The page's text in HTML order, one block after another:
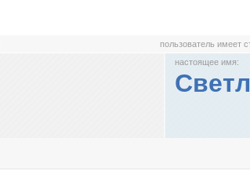
пользователь имеет
настоящее имя: